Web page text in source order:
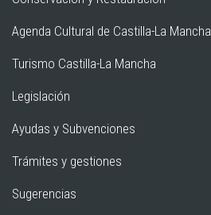
Agenda Cultural de Castilla-La Mancha
Turismo Castilla-La Mancha
Legislación
Ayudas y Subvenciones
Trámites y gestiones
Sugerencias